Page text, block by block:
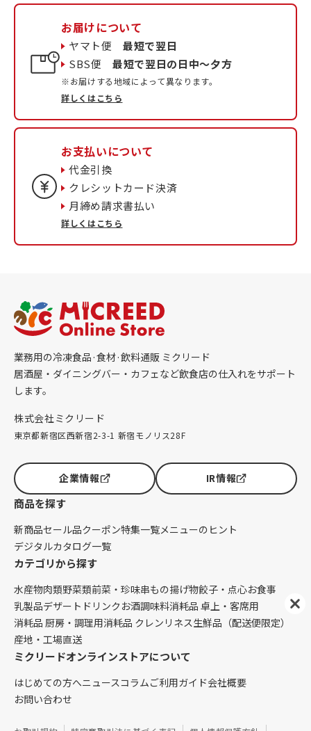
お届けについて
ヤマト便最短で翌日
SBS便最短で翌日の日中〜夕方
※お届けする地域によって異なります。
詳しくはこちら
お支払いについて
代金引換
クレシットカード決済
月締め請求書払い
詳しくはこちら
業務用の冷凍食品·食材·飲料通販 ミクリード
居酒屋・ダイニングバー・カフェなど飲食店の仕入れをサポート
します。
株式会社ミクリード
東京都新宿区西新宿2-3-1 新宿モノリス28F
企業情報 IR情報
商品を探す
新商品セール品クーポン特集一覧メニューのヒント
デジタルカタログ一覧
カテゴリから探す
水産物肉類野菜類前菜・珍味串もの揚げ物餃子・点心お食事
乳製品デザート ドリンク お酒調味料消耗品 卓上・客席用
消耗品 厨房・調理用消耗品 クレンリネス生鮮品（配送便限定）
産地・工場直送
ミクリードオンラインストアについて
はじめての方へニュースコラムご利用ガイド会社概要
お問い合わせ